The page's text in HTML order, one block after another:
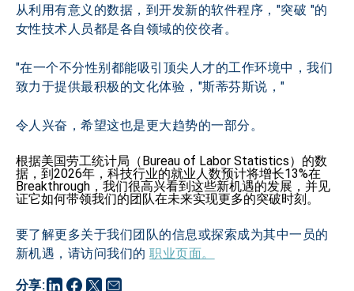
分享:
从利用有意义的数据，到开发新的软件程序，"突破 "的
女性技术人员都是各自领域的佼佼者。
"在一个不分性别都能吸引顶尖人才的工作环境中，我们
致力于提供最积极的文化体验，"斯蒂芬斯说，"
令人兴奋，希望这也是更大趋势的一部分。
根据美国劳工统计局（Bureau of Labor Statistics）的数
据，到2026年，科技行业的就业人数预计将增长13%在
Breakthrough，我们很高兴看到这些新机遇的发展，并见
证它如何带领我们的团队在未来实现更多的突破时刻。
要了解更多关于我们团队的信息或探索成为其中一员的
新机遇，请访问我们的 职业页面。